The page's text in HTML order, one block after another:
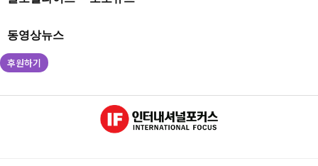
동영상뉴스
후원하기